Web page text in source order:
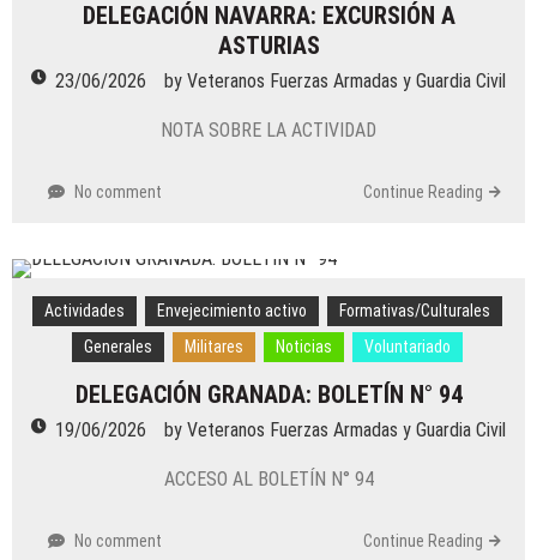
DELEGACIÓN NAVARRA: EXCURSIÓN A
ASTURIAS
23/06/2026 by Veteranos Fuerzas Armadas y Guardia Civil
NOTA SOBRE LA ACTIVIDAD
No comment Continue Reading
Actividades Envejecimiento activo
Formativas/Culturales
Generales
Militares Noticias Voluntariado
DELEGACIÓN GRANADA: BOLETÍN N° 94
19/06/2026 by Veteranos Fuerzas Armadas y Guardia Civil
ACCESO AL BOLETÍN N° 94
No comment Continue Reading